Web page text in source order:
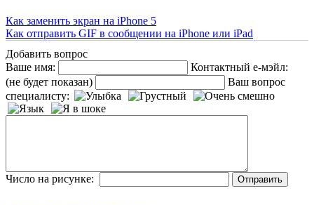
Как заменить экран на iPhone 5
Как отправить GIF в сообщении на iPhone или iPad
Добавить вопрос
Ваше имя:
Контактный е-мэйл:
(не будет показан)
Ваш вопрос
специалисту:
Число на рисунке: